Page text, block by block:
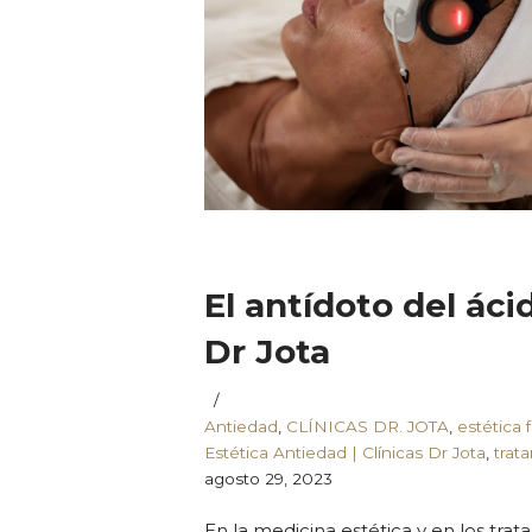
El antídoto del
Dr Jota
Antiedad CLÍNICAS DR. JOTA estética
Estética Antiedad | Clínicas Dr Jota ,
agosto 29, 2023